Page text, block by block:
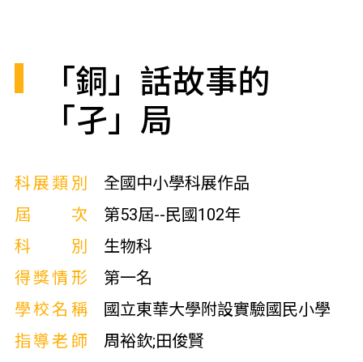
「銅」話故事的
「孑」局
科展類別
全國中小學科展作品
屆次
第53屆--民國102年
科別
生物科
得獎情形
第一名
學校名稱
國立東華大學附設實驗國民小學
指導老師
周裕欽;田俊賢